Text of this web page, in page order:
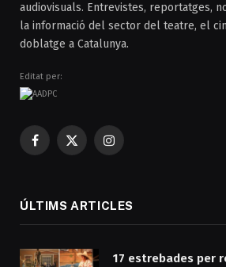
audiovisuals. Entrevistes, reportatges,
la informació del sector del teatre, el
doblatge a Catalunya.
Editat per:
Facebook
X
Instagram
ÚLTIMS ARTICLES
17 estrebades per